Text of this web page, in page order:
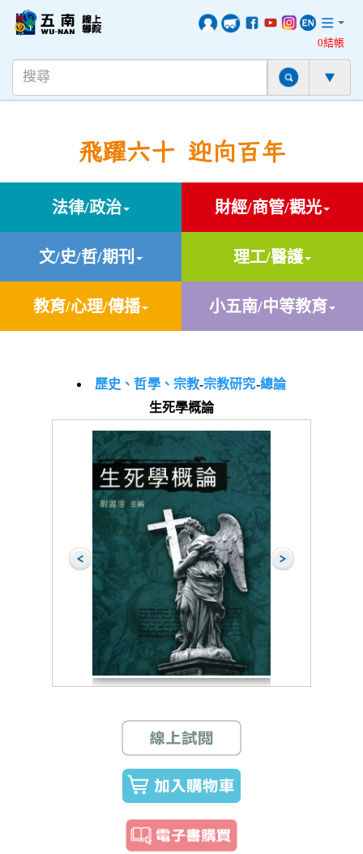
0結帳
飛躍六十 迎向百年
法律/政治 財經/商管/觀光
文/史/哲/期刊 理工/醫護
教育/心理/傳播 小五南/中等教育
歷史、哲學、宗教-宗教研究-總論
生死學概論